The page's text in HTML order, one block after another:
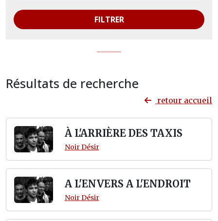
FILTRER
Résultats de recherche
retour accueil
À L'ARRIÈRE DES TAXIS
Noir Désir
A L'ENVERS A L'ENDROIT
Noir Désir